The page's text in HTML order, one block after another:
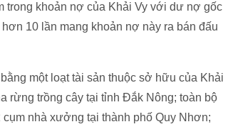
trong khoản nợ của Khải Vy với dư nợ gốc
10 lần mang khoản nợ này ra bán đấu
một loạt tài sản thuộc sở hữu của Khải
rừng trồng cây tại tỉnh Đắk Nông; toàn bộ
nhà xưởng tại thành phố Quy Nhơn;